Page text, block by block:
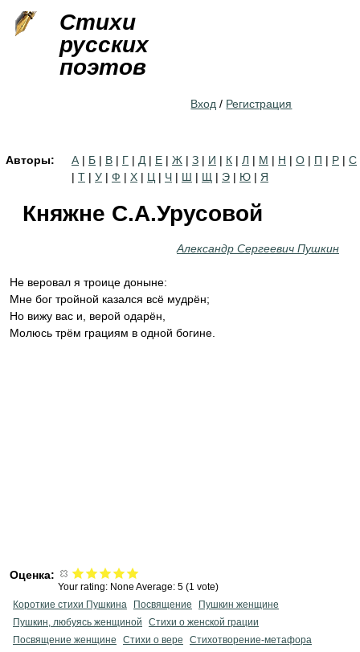
Стихи
русских
поэтов
Вход / Регистрация
Авторы: А | Б | В | Г | Д | Е | Ж | З | И | К | Л | М | Н | О | П | Р | С
| Т | У | Ф | Х | Ц | Ч | Ш | Щ | Э | Ю | Я
Княжне С.А.Урусовой
Александр Сергеевич Пушкин
Не веровал я троице доныне:
Мне бог тройной казался всё мудрён;
Но вижу вас и, верой одарён,
Молюсь трём грациям в одной богине.
Оценка:
Your rating: None Average: 5 (1 vote)
Короткие стихи Пушкина
Посвящение
Пушкин женщине
Пушкин, любуясь женщиной
Стихи о женской грации
Посвящение женщине
Стихи о вере Стихотворение-метафора